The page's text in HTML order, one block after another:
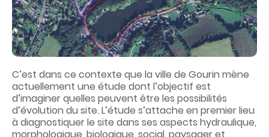
C’est dans ce contexte que la ville de Gourin mène
actuellement une étude dont l’objectif est
d’imaginer quelles peuvent être les possibilités
d’évolution du site. L’étude s’attache en premier lieu
à diagnostiquer le site dans ses aspects hydraulique,